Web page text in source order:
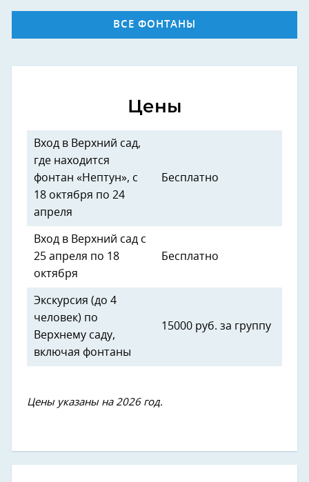
ВСЕ ФОНТАНЫ
Цены
Вход в Верхний сад,
где находится
фонтан «Нептун», с
18 октября по 24
апреля
Бесплатно
Вход в Верхний сад с
25 апреля по 18
октября
Бесплатно
Экскурсия (до 4
человек) по
Верхнему саду,
включая фонтаны
15000 руб. за группу
Цены указаны на 2026 год.